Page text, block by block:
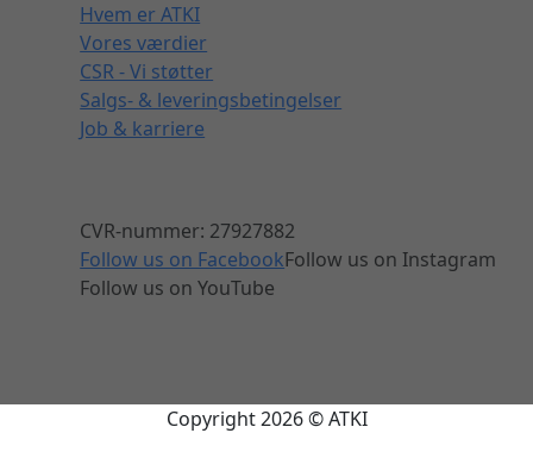
Hvem er ATKI
Vores værdier
CSR - Vi støtter
Salgs- & leveringsbetingelser
Job & karriere
CVR-nummer: 27927882
Follow us on FacebookFollow us on Instagram
Follow us on YouTube
Copyright 2026 © ATKI